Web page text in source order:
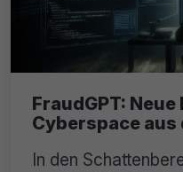
FraudGPT:
Cyberspace aus
In den